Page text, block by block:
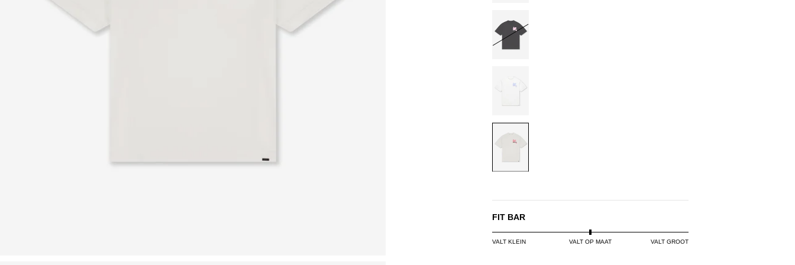
WHITE/LILAC
WHITE/PINK
FIT BAR
VALT KLEIN VALT OP MAAT VALT GROOT